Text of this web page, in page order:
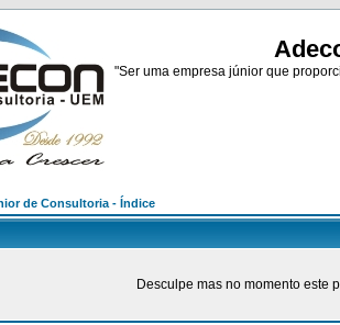
"Ser uma empresa júnior que
de Consultoria - Índice
Desculpe mas no momento este